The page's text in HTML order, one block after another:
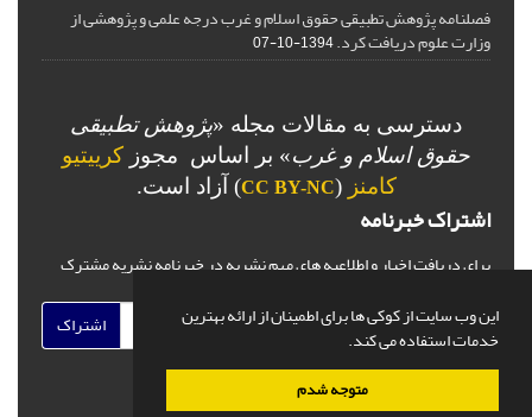
این وب سایت از کوکی ها برای اطمینان از ارائه بهترین
خدمات استفاده می کند.
متوجه شدم
فصلنامه پژوهش تطبیقی حقوق اسلام و غرب درجه علمی و پژوهشی از
وزارت علوم دریافت کرد.1394-10-07
دسترسی به مقالات مجله «پژوهش تطبیقی
حقوق اسلام و غرب» بر اساس مجوز کرییتیو
کامنز (
CC BY-NC) آزاد است.
اشتراک خبرنامه
برای دریافت اخبار و اطلاعیه های مهم نشریه در خبرنامه نشریه مشترک
اشتراک